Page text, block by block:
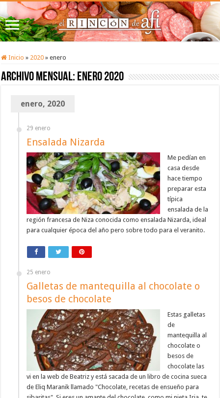
Inicio » 2020 » enero
Archivo mensual: enero 2020
enero, 2020
29 enero
Ensalada Nizarda
Me pedían en
casa desde
hace tiempo
preparar esta
típica
ensalada de la
región francesa de Niza conocida como ensalada Nizarda, ideal
para cualquier época del año pero sobre todo para el veranito.
25 enero
Galletas de mantequilla al chocolate o
besos de chocolate
Estas galletas
de
mantequilla al
chocolate o
besos de
chocolate las
vi en la web de Beatriz y está sacada de un libro de cocina sueca
de Eliq Maranik llamado "Chocolate, recetas de ensueño para